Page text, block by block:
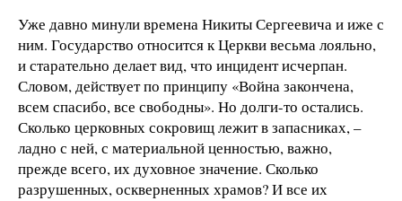
Уже давно минули времена Никиты Сергеевича и иже с
ним. Государство относится к Церкви весьма лояльно,
и старательно делает вид, что инцидент исчерпан.
Словом, действует по принципу «Война закончена,
всем спасибо, все свободны». Но долги-то остались.
Сколько церковных сокровищ лежит в запасниках, –
ладно с ней, с материальной ценностью, важно,
прежде всего, их духовное значение. Сколько
разрушенных, оскверненных храмов? И все их